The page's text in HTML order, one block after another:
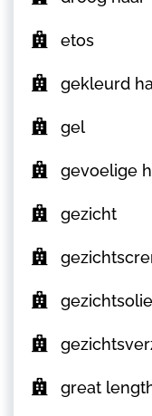
etos
gekleurd
gel
gevoelige
gezicht
gezichtsolie
great